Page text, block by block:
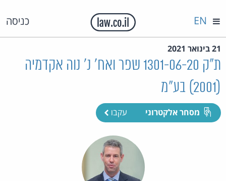
כניסה EN
21 בינואר 2021
ת"ק 1301-06-20 שפר ואח' נ' נוה אקדמיה
(2001) בע"מ
מסחר אלקטרוני עקבו